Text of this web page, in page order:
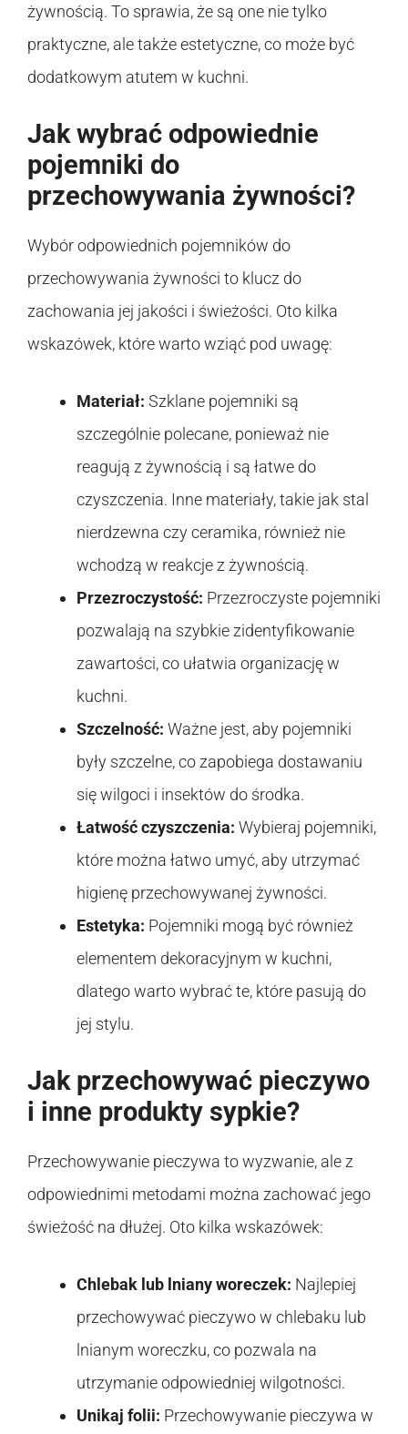
żywnością. To sprawia, że są one nie tylko
praktyczne, ale także estetyczne, co może być
dodatkowym atutem w kuchni.
Jak wybrać odpowiednie
pojemniki do
przechowywania żywności?
Wybór odpowiednich pojemników do
przechowywania żywności to klucz do
zachowania jej jakości i świeżości. Oto kilka
wskazówek, które warto wziąć pod uwagę:
Materiał: Szklane pojemniki są
szczególnie polecane, ponieważ nie
reagują z żywnością i są łatwe do
czyszczenia. Inne materiały, takie jak stal
nierdzewna czy ceramika, również nie
wchodzą w reakcje z żywnością.
Przezroczystość: Przezroczyste pojemniki
pozwalają na szybkie zidentyfikowanie
zawartości, co ułatwia organizację w
kuchni.
Szczelność: Ważne jest, aby pojemniki
były szczelne, co zapobiega dostawaniu
się wilgoci i insektów do środka.
Łatwość czyszczenia: Wybieraj pojemniki,
które można łatwo umyć, aby utrzymać
higienę przechowywanej żywności.
Estetyka: Pojemniki mogą być również
elementem dekoracyjnym w kuchni,
dlatego warto wybrać te, które pasują do
jej stylu.
Jak przechowywać pieczywo
i inne produkty sypkie?
Przechowywanie pieczywa to wyzwanie, ale z
odpowiednimi metodami można zachować jego
świeżość na dłużej. Oto kilka wskazówek:
Chlebak lub lniany woreczek: Najlepiej
przechowywać pieczywo w chlebaku lub
lnianym woreczku, co pozwala na
utrzymanie odpowiedniej wilgotności.
Unikaj folii: Przechowywanie pieczywa w